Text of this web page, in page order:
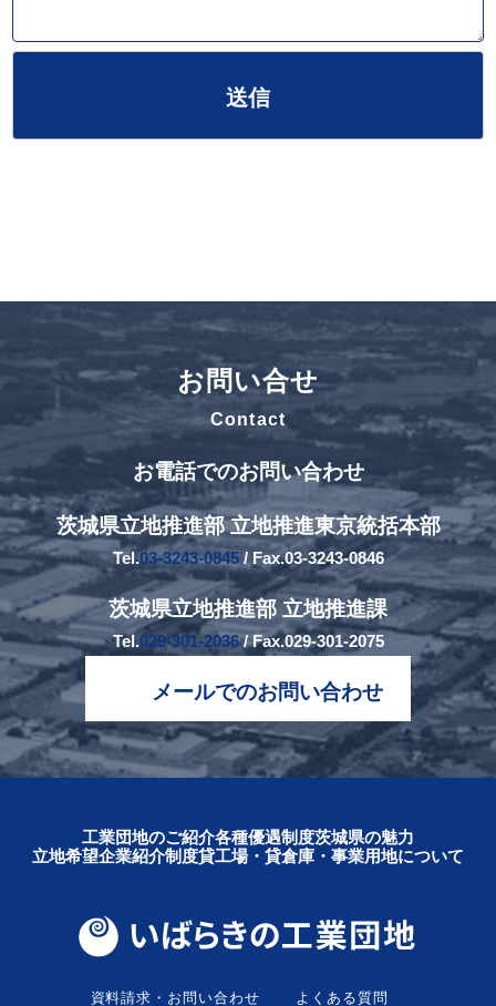
お問い合せ
Contact
お電話でのお問い合わせ
茨城県立地推進部 立地推進東京統括本部
Tel.03-3243-0845/ Fax.03-3243-0846
茨城県立地推進部 立地推進課
Tel.029-301-2036/ Fax.029-301-2075
メールでのお問い合わせ
工業団地のご紹介各種優遇制度茨城県の魅力
立地希望企業紹介制度貸工場・貸倉庫・事業用地について
資料請求・お問い合わせ よくある質問